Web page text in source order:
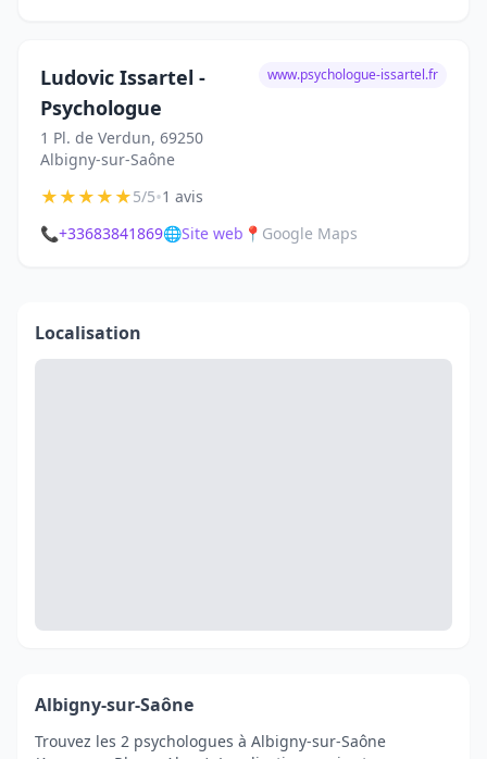
Ludovic Issartel -
Psychologue
1 Pl. de Verdun, 69250
Albigny-sur-Saône
www.psychologue-issartel.fr
★★★★★5/5•1 avis
📞+33683841869🌐Site web 📍 Google Maps
Localisation
Albigny-sur-Saône
Trouvez les 2 psychologues à Albigny-sur-Saône